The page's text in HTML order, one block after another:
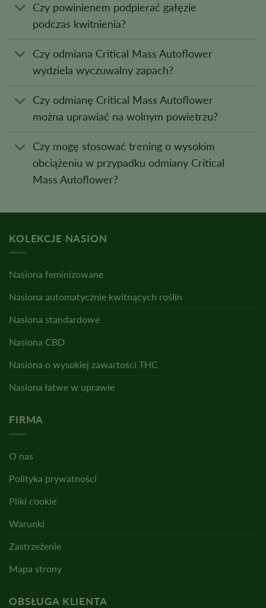
Czy powinienem podpierać gałęzie
podczas kwitnienia?
Czy odmiana Critical Mass Autoflower
wydziela wyczuwalny zapach?
Czy odmianę Critical Mass Autoflower
można uprawiać na wolnym powietrzu?
Czy mogę stosować trening o wysokim
obciążeniu w przypadku odmiany Critical
Mass Autoflower?
KOLEKCJE NASION
Nasiona feminizowane
Nasiona automatycznie kwitnących roślin
Nasiona standardowe
Nasiona CBD
Nasiona o wysokiej zawartości THC
Nasiona łatwe w uprawie
FIRMA
O nas
Polityka prywatności
Pliki cookie
Warunki
Zastrzeżenie
Mapa strony
OBSŁUGA KLIENTA